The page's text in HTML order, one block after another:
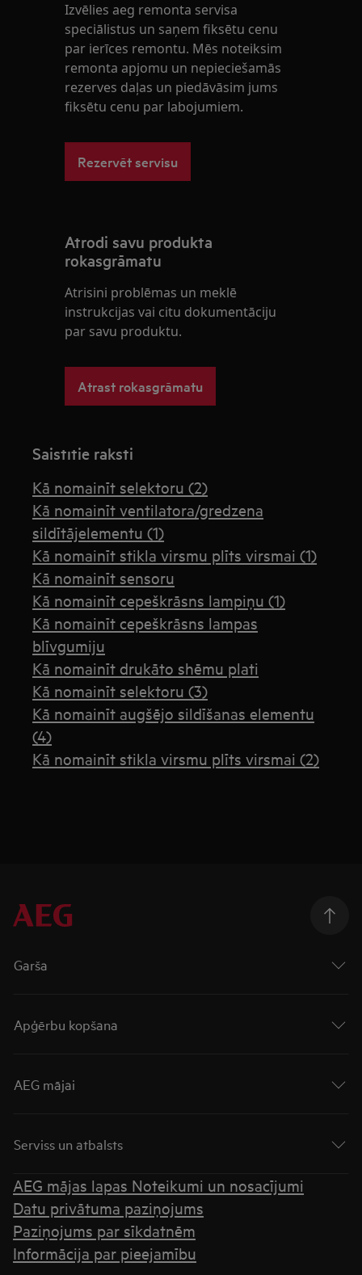
Izvēlies aeg remonta servisa
speciālistus un saņem fiksētu cenu
par ierīces remontu. Mēs noteiksim
remonta apjomu un nepieciešamās
rezerves daļas un piedāvāsim jums
fiksētu cenu par labojumiem.
Rezervēt servisu
Atrodi savu produkta
rokasgrāmatu
Atrisini problēmas un meklē
instrukcijas vai citu dokumentāciju
par savu produktu.
Atrast rokasgrāmatu
Saistītie raksti
Kā nomainīt selektoru (2)
Kā nomainīt ventilatora/gredzena
sildītājelementu (1)
Kā nomainīt stikla virsmu plīts virsmai (1)
Kā nomainīt sensoru
Kā nomainīt cepeškrāsns lampiņu (1)
Kā nomainīt cepeškrāsns lampas
blīvgumiju
Kā nomainīt drukāto shēmu plati
Kā nomainīt selektoru (3)
Kā nomainīt augšējo sildīšanas elementu
(4)
Kā nomainīt stikla virsmu plīts virsmai (2)
Garša
Apģērbu kopšana
AEG mājai
Serviss un atbalsts
AEG mājas lapas Noteikumi un nosacījumi
Datu privātuma paziņojums
Paziņojums par sīkdatnēm
Informācija par pieejamību